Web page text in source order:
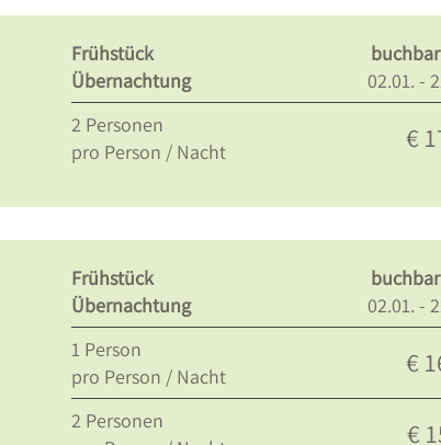
Frühstück
Übernachtung
02.01. -
2 Personen
pro Person / Nacht
€
Frühstück
Übernachtung
02.01. -
1 Person
pro Person / Nacht
€
2 Personen
€